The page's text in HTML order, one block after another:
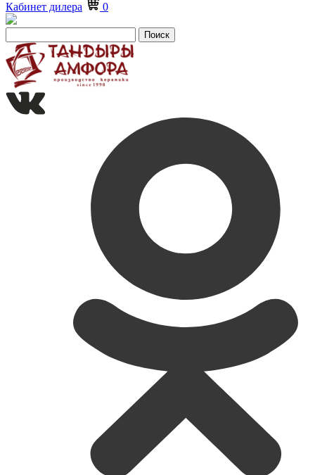
Кабинет дилера 0
Поиск